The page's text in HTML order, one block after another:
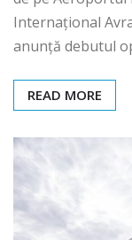
Internațional
anunță debutul
READ MORE